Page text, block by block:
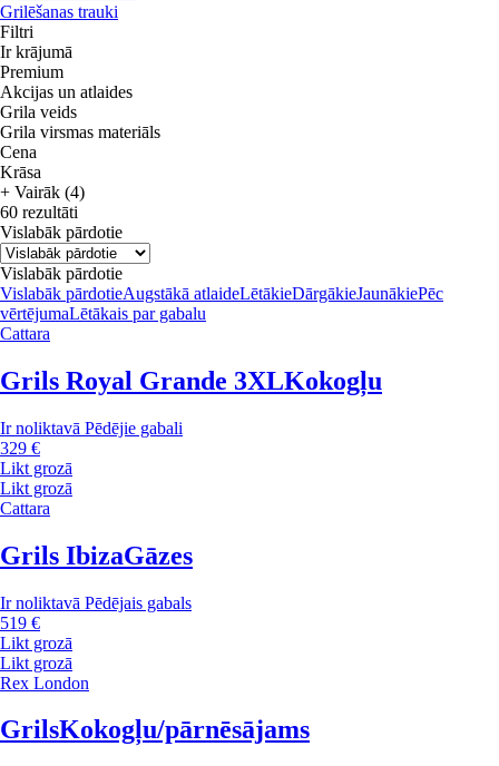
Grilēšanas trauki
Filtri
Ir krājumā
Premium
Akcijas un atlaides
Grila veids
Grila virsmas materiāls
Cena
Krāsa
+ Vairāk (4)
60 rezultāti
Vislabāk pārdotie
Vislabāk pārdotie
Vislabāk pārdotieAugstākā atlaideLētākieDārgākieJaunākiePēc
vērtējumaLētākais par gabalu
Cattara
Grils Royal Grande 3XLKokogļu
Ir noliktavā Pēdējie gabali
329 €
Likt grozā
Likt grozā
Cattara
Grils IbizaGāzes
Ir noliktavā Pēdējais gabals
519 €
Likt grozā
Likt grozā
Rex London
GrilsKokogļu/pārnēsājams